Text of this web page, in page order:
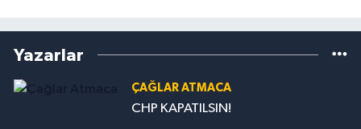
Yazarlar
ÇAĞLAR ATMACA
CHP KAPATILSIN!